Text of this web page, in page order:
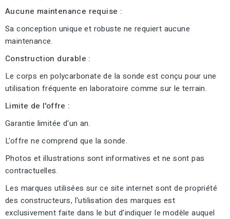
Aucune maintenance requise :
Sa conception unique et robuste ne requiert aucune
maintenance.
Construction durable :
Le corps en polycarbonate de la sonde est conçu pour une
utilisation fréquente en laboratoire comme sur le terrain.
Limite de l'offre :
Garantie limitée d'un an.
L'offre ne comprend que la sonde.
Photos et illustrations sont informatives et ne sont pas
contractuelles.
Les marques utilisées sur ce site internet sont de propriété
des constructeurs, l'utilisation des marques est
exclusivement faite dans le but d'indiquer le modèle auquel